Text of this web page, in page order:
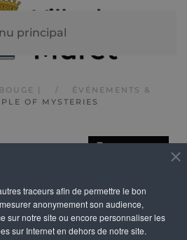
traceurs afin de permettre le bon
anonymement son audience,
sur notre site ou encore personnaliser les
sur Internet en dehors de notre site.
principal
|
ÉVÉNEMENTS &
OF MYSTERIES
of